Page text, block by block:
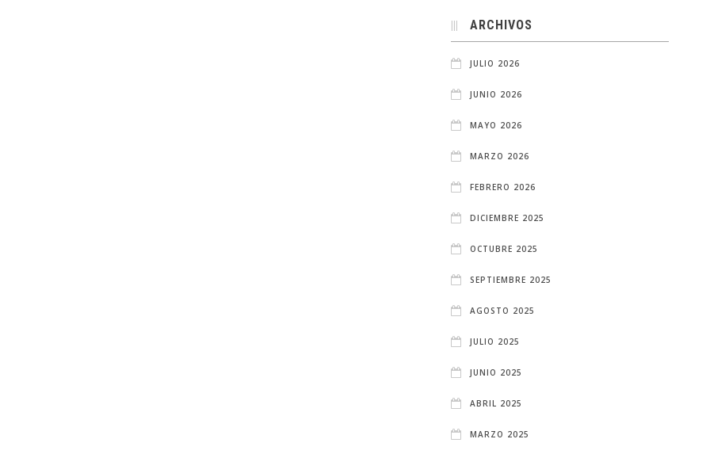
ARCHIVOS
JULIO 2026
JUNIO 2026
MAYO 2026
MARZO 2026
FEBRERO 2026
DICIEMBRE 2025
OCTUBRE 2025
SEPTIEMBRE 2025
AGOSTO 2025
JULIO 2025
JUNIO 2025
ABRIL 2025
MARZO 2025